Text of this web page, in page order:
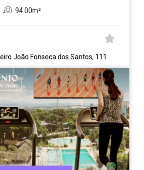
94.00m²
João Fonseca dos Santos, 111